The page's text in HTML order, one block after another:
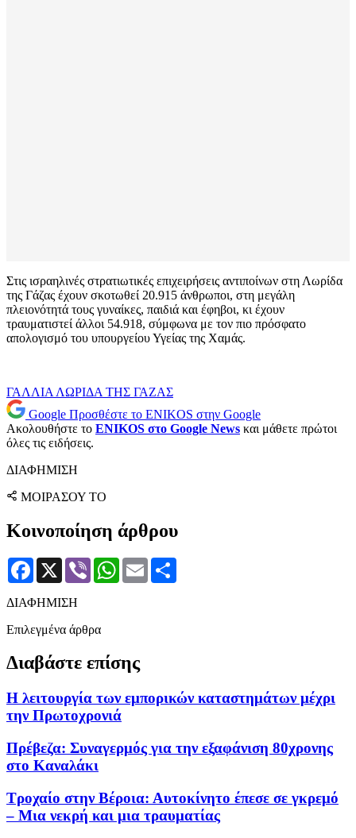
Στις ισραηλινές στρατιωτικές επιχειρήσεις αντιποίνων στη Λωρίδα
της Γάζας έχουν σκοτωθεί 20.915 άνθρωποι, στη μεγάλη
πλειονότητά τους γυναίκες, παιδιά και έφηβοι, κι έχουν
τραυματιστεί άλλοι 54.918, σύμφωνα με τον πιο πρόσφατο
απολογισμό του υπουργείου Υγείας της Χαμάς.
ΓΑΛΛΙΑ ΛΩΡΙΔΑ ΤΗΣ ΓΑΖΑΣ
Google Προσθέστε το ENIKOS στην Google
Ακολουθήστε το ENIKOS στο Google News και μάθετε πρώτοι
όλες τις ειδήσεις.
ΔΙΑΦΗΜΙΣΗ
ΜΟΙΡΑΣΟΥ ΤΟ
Κοινοποίηση άρθρου
Facebook
X Viber WhatsApp
Email
ΔΙΑΦΗΜΙΣΗ
Επιλεγμένα άρθρα
Διαβάστε επίσης
Η λειτουργία των εμπορικών καταστημάτων μέχρι
την Πρωτοχρονιά
Πρέβεζα: Συναγερμός για την εξαφάνιση 80χρονης
στο Καναλάκι
Tροχαίο στην Βέροια: Αυτοκίνητο έπεσε σε γκρεμό
– Μια νεκρή και μια τραυματίας